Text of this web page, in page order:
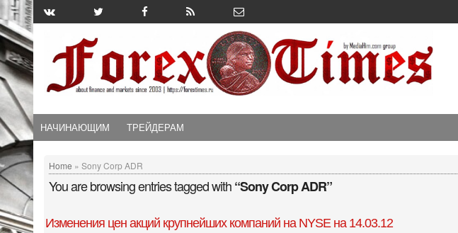
НАЧИНАЮЩИМ ТРЕЙДЕРАМ
Home » Sony Corp ADR
You are browsing entries tagged with“Sony Corp ADR”
Изменения цен акций крупнейших компаний на NYSE на 14.03.12